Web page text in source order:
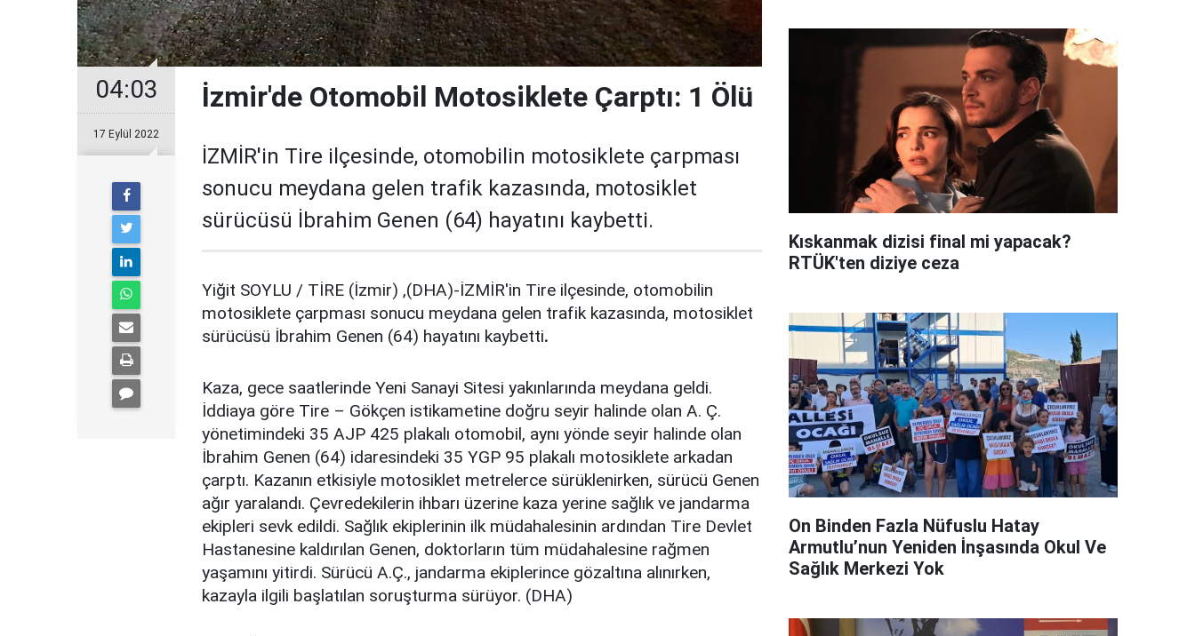
04:03
17 Eylül 2022
İzmir'de Otomobil Motosiklete Çarptı: 1 Ölü
İZMİR'in Tire ilçesinde, otomobilin motosiklete çarpması
sonucu meydana gelen trafik kazasında, motosiklet
sürücüsü İbrahim Genen (64) hayatını kaybetti.
Yiğit SOYLU / TİRE (İzmir) ,(DHA)-İZMİR'in Tire ilçesinde, otomobilin
motosiklete çarpması sonucu meydana gelen trafik kazasında, motosiklet
sürücüsü İbrahim Genen (64) hayatını kaybetti.
Kaza, gece saatlerinde Yeni Sanayi Sitesi yakınlarında meydana geldi.
İddiaya göre Tire – Gökçen istikametine doğru seyir halinde olan A. Ç.
yönetimindeki 35 AJP 425 plakalı otomobil, aynı yönde seyir halinde olan
İbrahim Genen (64) idaresindeki 35 YGP 95 plakalı motosiklete arkadan
çarptı. Kazanın etkisiyle motosiklet metrelerce sürüklenirken, sürücü Genen
ağır yaralandı. Çevredekilerin ihbarı üzerine kaza yerine sağlık ve jandarma
ekipleri sevk edildi. Sağlık ekiplerinin ilk müdahalesinin ardından Tire Devlet
Hastanesine kaldırılan Genen, doktorların tüm müdahalesine rağmen
yaşamını yitirdi. Sürücü A.Ç., jandarma ekiplerince gözaltına alınırken,
kazayla ilgili başlatılan soruşturma sürüyor. (DHA)
Kıskanmak dizisi final mi yapacak?
RTÜK'ten diziye ceza
On Binden Fazla Nüfuslu Hatay
Armutlu’nun Yeniden İnşasında Okul Ve
Sağlık Merkezi Yok